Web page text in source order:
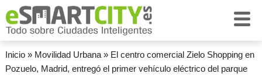
Inicio» Movilidad Urbana» El centro comercial Zielo Shopping en
Pozuelo, Madrid, entregó el primer vehículo eléctrico del parque